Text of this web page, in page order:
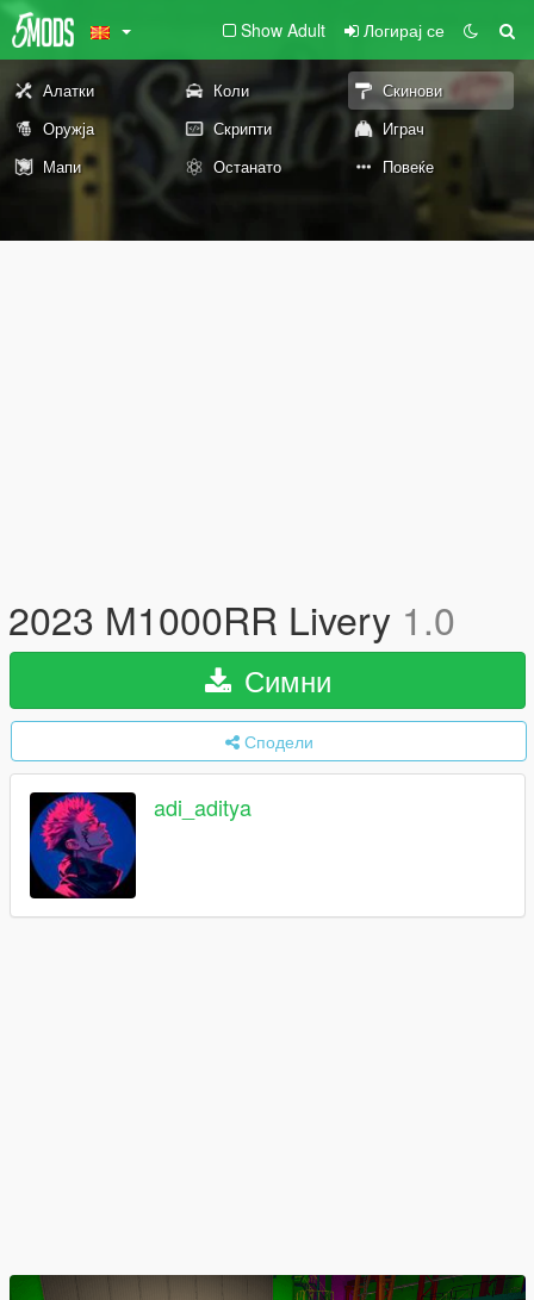
Show Adult Логирај се
Алатки Коли
Скинови
Оружја
Скрипти
Играч
Мапи
Останато Повеќе
2023 M1000RR Livery 1.0
Симни
Сподели
adi_aditya